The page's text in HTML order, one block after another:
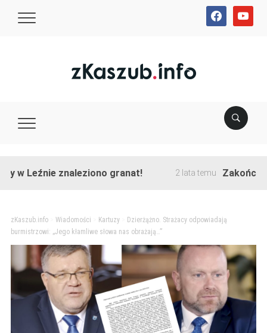
facebookyoutube
znaleziono granat! 2 lata temu Zakończono
zKaszub.info> Wiadomości Kartuzy>
Dzierżążno. Strażacy odpowiadają
burmistrzowi: „Jego kłamliwe słowa nas obrażają…”